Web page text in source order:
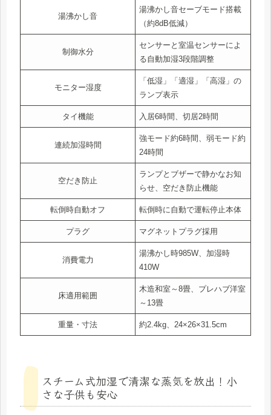
湯沸かし音
湯沸かし音セーブモード搭載
（約8dB低減）
制御水分
センサーと室温センサーによ
る自動加湿3段階調整
モニター湿度
「低湿」「適湿」「高湿」の
ランプ表示
タイ機能 入居6時間、切居2時間
連続加湿時間
強モード約6時間、弱モード約
24時間
空だき防止
ランプとブザーで静かなお知
らせ、空だき防止機能
転倒時自動オフ 転倒時に自動で運転停止本体
プラグ マグネットプラグ採用
消費電力
湯沸かし時985W、加湿時
410W
床適用範囲
木造和室～8畳、プレハブ洋室
～13畳
重量・寸法 約2.4kg、24×26×31.5cm
スチーム式加湿で清潔な蒸気を放出！小
さな子供も安心